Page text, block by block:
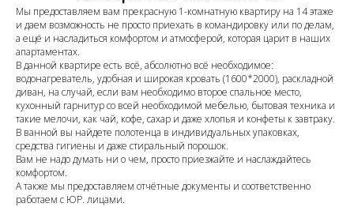
Мы предоставляем вам прекрасную 1-комнатную квартиру на 14 этаже
и даем возможность не просто приехать в командировку или по делам,
а ещё и насладиться комфортом и атмосферой, которая царит в наших
апартаментах.
В данной квартире есть всё, абсолютно всё необходимое:
водонагреватель, удобная и широкая кровать (1600*2000), раскладной
диван, на случай, если вам необходимо второе спальное место,
кухонный гарнитур со всей необходимой мебелью, бытовая техника и
такие мелочи, как чай, кофе, сахар и даже хлопья и конфеты к завтраку.
В ванной вы найдете полотенца в индивидуальных упаковках,
средства гигиены и даже стиральный порошок.
Вам не надо думать ни о чем, просто приезжайте и наслаждайтесь
комфортом.
А также мы предоставляем отчётные документы и соответственно
работаем с ЮР. лицами.